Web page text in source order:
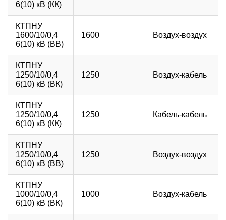
6(10) кВ (КК)
КТПНУ
1600/10/0,4
6(10) кВ (ВВ)
1600 Воздух-воздух
КТПНУ
1250/10/0,4
6(10) кВ (ВК)
1250 Воздух-кабель
КТПНУ
1250/10/0,4
6(10) кВ (КК)
1250 Кабель-кабель
КТПНУ
1250/10/0,4
6(10) кВ (ВВ)
1250 Воздух-воздух
КТПНУ
1000/10/0,4
6(10) кВ (ВК)
1000 Воздух-кабель